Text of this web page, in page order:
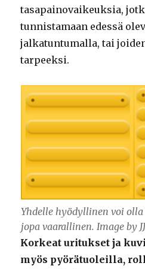
tasapainovaikeuksia,
tunnistamaan edessä
jalkatuntumalla, tai
tarpeeksi.
Yhdelle hyödyllinen voi
jopa vaarallinen. Image by
Korkeat uritukset ja
myös pyörätuoleilla,